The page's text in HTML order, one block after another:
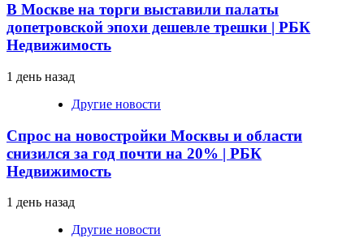
В Москве на торги выставили палаты
допетровской эпохи дешевле трешки | РБК
Недвижимость
1 день назад
Другие новости
Спрос на новостройки Москвы и области
снизился за год почти на 20% | РБК
Недвижимость
1 день назад
Другие новости